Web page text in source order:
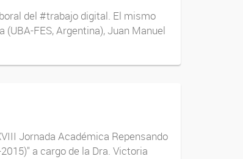
del #trabajo digital. El mismo
FES, Argentina), Juan Manuel
Jornada Académica Repensando
a cargo de la Dra. Victoria